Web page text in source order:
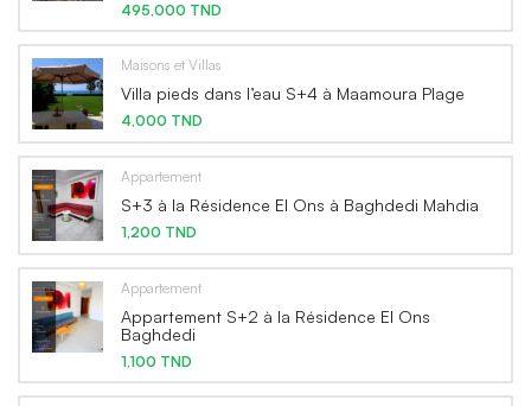
495,000 TND
Maisons et Villas
Villa pieds dans l’eau S+4 à Maamoura Plage
4,000 TND
Appartement
S+3 à la Résidence El Ons à Baghdedi Mahdia
1,200 TND
Appartement
Appartement S+2 à la Résidence El Ons
Baghdedi
1,100 TND